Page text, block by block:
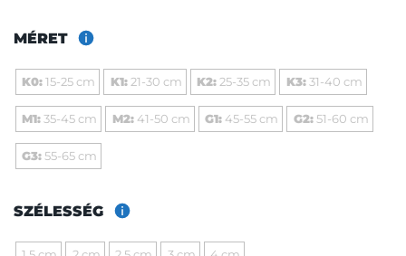
MÉRET
K0:15-25 cm K1:21-30 cm K2: 25-35 cm K3:31-40 cm
M1:35-45 cm M2:41-50 cm G1: 45-55 cm G2:51-60 cm
G3:55-65 cm
SZÉLESSÉG